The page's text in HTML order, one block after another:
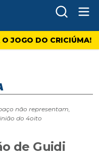
O JOGO DO CRICIÚMA!
não representam,
do 4oito
de Guidi